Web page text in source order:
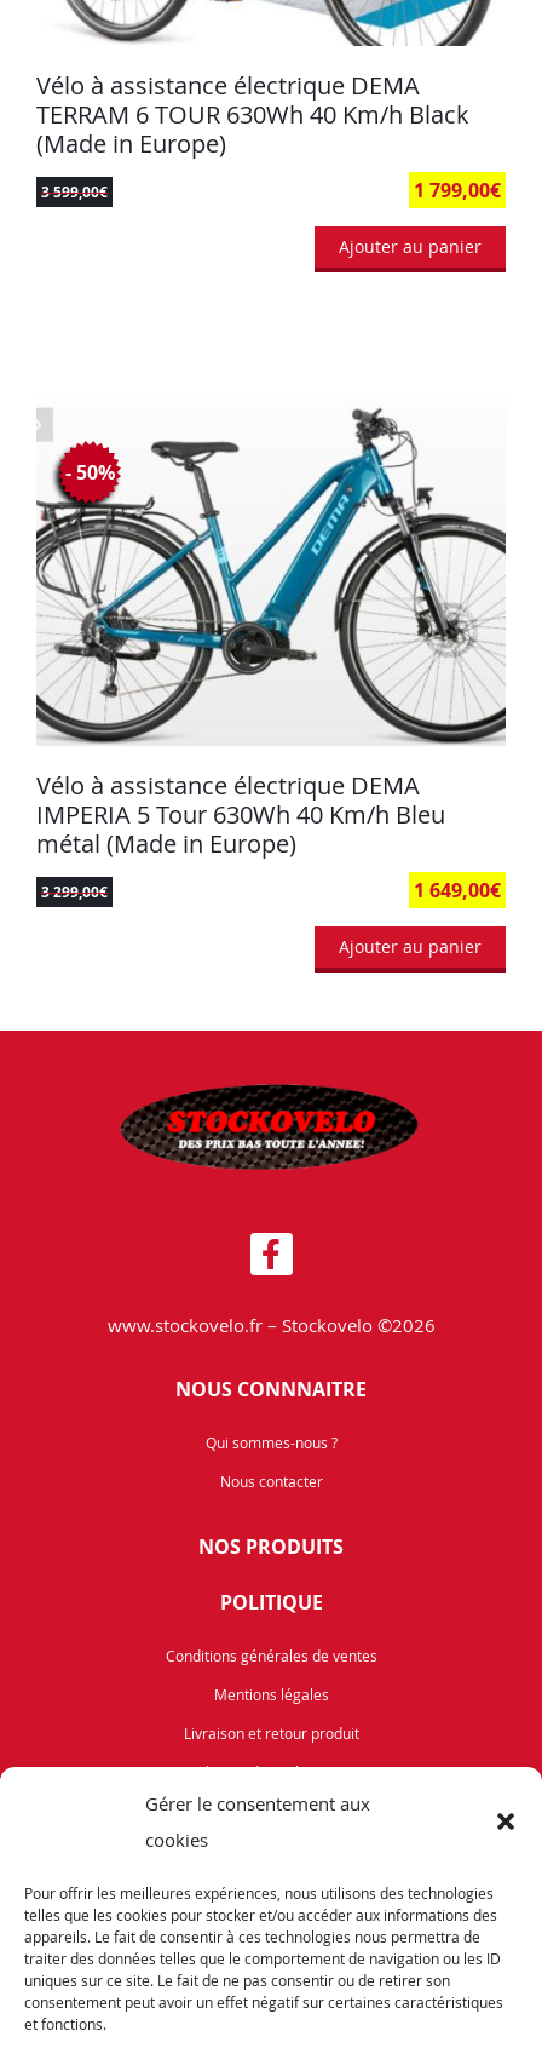
Gérer le consentement aux
cookies
Pour offrir les meilleures expériences, nous utilisons des technologies
telles que les cookies pour stocker et/ou accéder aux informations des
appareils. Le fait de consentir à ces technologies nous permettra de
traiter des données telles que le comportement de navigation ou les ID
uniques sur ce site. Le fait de ne pas consentir ou de retirer son
consentement peut avoir un effet négatif sur certaines caractéristiques
et fonctions.
Vélo à assistance électrique DEMA
TERRAM 6 TOUR 630Wh 40 Km/h Black
(Made in Europe)
3 599,00€ 1 799,00€
Ajouter au panier
Vélo à assistance électrique DEMA
IMPERIA 5 Tour 630Wh 40 Km/h Bleu
métal (Made in Europe)
3 299,00€ 1 649,00€
- 50%
Ajouter au panier
www.stockovelo.fr – Stockovelo ©2026
NOUS CONNNAITRE
Qui sommes-nous ?
Nous contacter
NOS PRODUITS
POLITIQUE
Conditions générales de ventes
Mentions légales
Livraison et retour produit
Politique de cookies (UE)
Occasions
ABONNEZ-VOUS
Recevez notre newsletter et tenez vous informés de nos dernières offres et